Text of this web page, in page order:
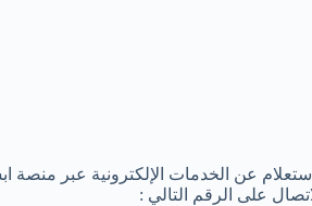
عن الخدمات الإلكترونية عبر منصة
على الرقم التالي :